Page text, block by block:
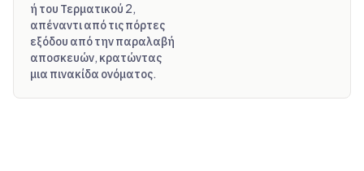
ή του Τερματικού 2,
απέναντι από τις πόρτες
εξόδου από την παραλαβή
αποσκευών, κρατώντας
μια πινακίδα ονόματος.